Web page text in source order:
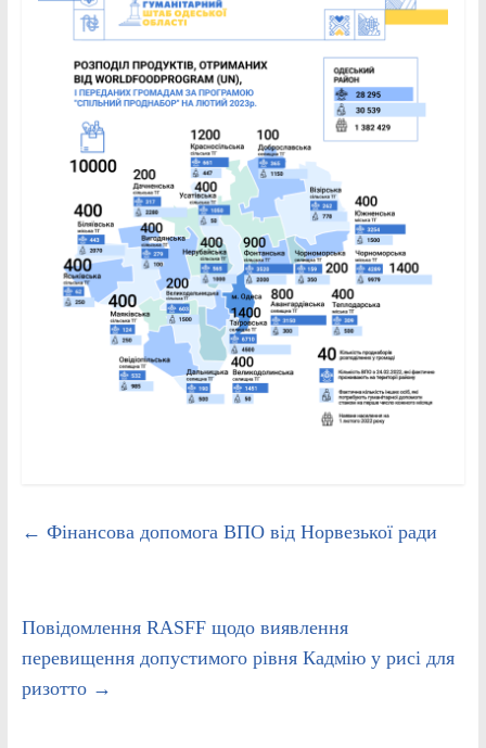
← Фінансова допомога ВПО від Норвезької ради
Повідомлення RASFF щодо виявлення
перевищення допустимого рівня Кадмію у рисі для
ризотто →